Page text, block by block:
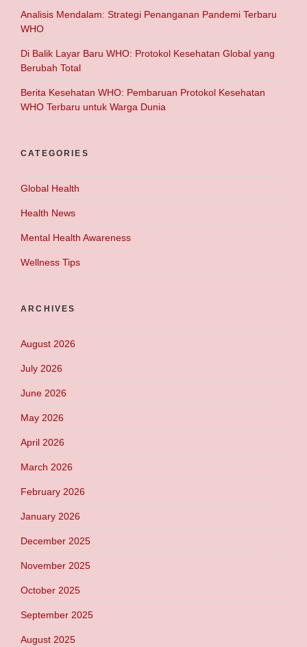
Analisis Mendalam: Strategi Penanganan Pandemi Terbaru
WHO
Di Balik Layar Baru WHO: Protokol Kesehatan Global yang
Berubah Total
Berita Kesehatan WHO: Pembaruan Protokol Kesehatan
WHO Terbaru untuk Warga Dunia
CATEGORIES
Global Health
Health News
Mental Health Awareness
Wellness Tips
ARCHIVES
August 2026
July 2026
June 2026
May 2026
April 2026
March 2026
February 2026
January 2026
December 2025
November 2025
October 2025
September 2025
August 2025